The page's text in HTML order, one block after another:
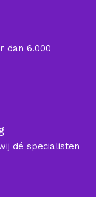
dan 6.000
dé specialisten